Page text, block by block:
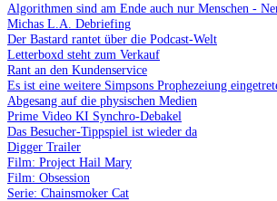
Algorithmen sind am Ende auch nur Menschen -
Michas L.A. Debriefing
Der Bastard rantet über die Podcast-Welt
Letterboxd steht zum Verkauf
Rant an den Kundenservice
Es ist eine weitere Simpsons Prophezeiung
Abgesang auf die physischen Medien
Prime Video KI Synchro-Debakel
Das Besucher-Tippspiel ist wieder da
Digger Trailer
Film: Project Hail Mary
Film: Obsession
Serie: Chainsmoker Cat